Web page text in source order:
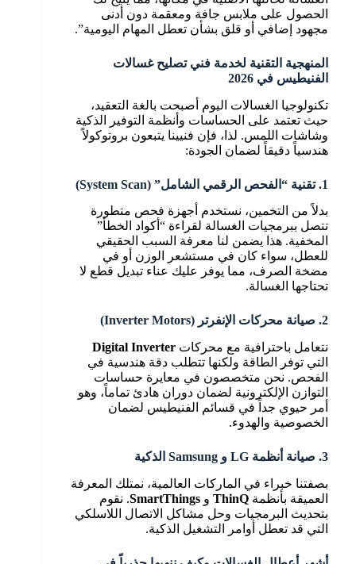
الحصول على ملابس جافة ومعقمة دون أدنى
مجهود إضافي أو قلق بشأن تعطل المهام اليومية”.
المنهجية التقنية لخدمة فني تصليح غسالات
الفنيطيس في 2026
تكنولوجيا الغسالات اليوم أصبحت بالغة التعقيد،
حيث تعتمد على الحساسات وأنظمة التوفير الذكية
وشاشات اللمس. لذا، فإن فنيينا يتبعون بروتوكولاً
هندسياً دقيقاً لضمان الجودة:
1. تقنية “الفحص الرقمي الشامل” (System Scan)
بدلاً من التخمين، نستخدم أجهزة فحص متطورة
تتصل ببرمجيات الغسالة لقراءة “أكواد الخطأ”
المخفية. هذا يضمن لنا معرفة السبب الحقيقي
للعطل، سواء كان في مستشعر الوزن أو في
مضخة الصرف، مما يوفر عليك عناء تبديل قطع لا
تحتاجها الغسالة.
2. صيانة محركات الإنفرتر (Inverter Motors)
نتعامل باحترافية مع محركات Digital Inverter
التي توفر الطاقة ولكنها تتطلب دقة هندسية في
الفحص. نحن متخصصون في معايرة حساسات
التوازن الإلكترونية لضمان دوران هادئ تماماً، وهو
أمر حيوي جداً في قسائم الفنيطيس لضمان
الخصوصية والهدوء.
3. صيانة أنظمة LG و Samsung الذكية
بصفتنا خبراء في الماركات العالمية، نمتلك المعرفة
العميقة بأنظمة ThinQ و SmartThings. نقوم
بتحديث البرمجيات وحل مشاكل الاتصال اللاسلكي
التي قد تعطل أوامر التشغيل الذكية.